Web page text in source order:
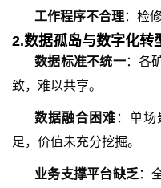
工作程序不合理：检
2.数据孤岛与数字化转
数据标准不统一：各
致，难以共享。
数据融合困难 ：单
足，价值未充分挖掘。
业务支撑平台缺乏 ：